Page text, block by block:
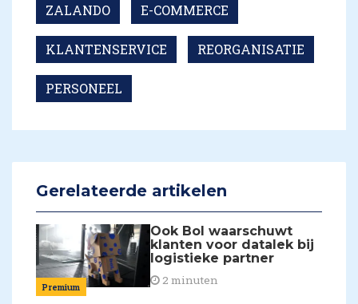
ZALANDO E-COMMERCE
KLANTENSERVICE REORGANISATIE
PERSONEEL
Gerelateerde artikelen
Premium
Ook Bol waarschuwt
klanten voor datalek bij
logistieke partner
2 minuten